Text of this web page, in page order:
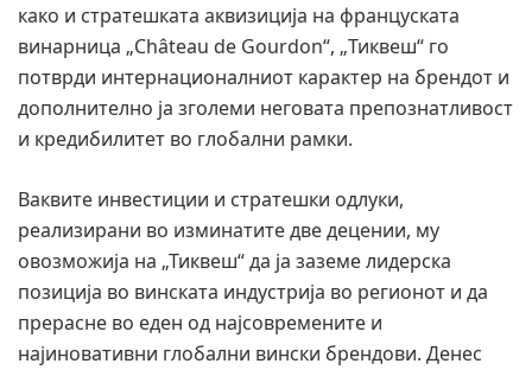
како и стратешката аквизиција на француската
винарница „Château de Gourdon“, „Тиквеш“ го
потврди интернационалниот карактер на брендот и
дополнително ја зголеми неговата препознатливост
и кредибилитет во глобални рамки.
Ваквите инвестиции и стратешки одлуки,
реализирани во изминатите две децении, му
овозможија на „Тиквеш“ да ја заземе лидерска
позиција во винската индустрија во регионот и да
прерасне во еден од најсовремените и
најиновативни глобални вински брендови. Денес